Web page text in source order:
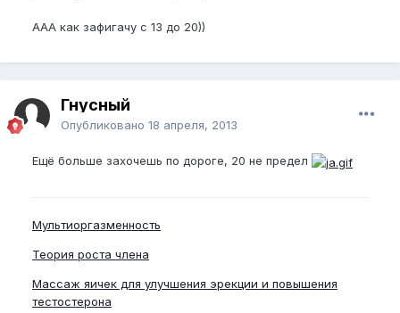
ААА как зафигачу с 13 до 20))
Гнусный
Опубликовано 18 апреля, 2013
Ещё больше захочешь по дороге, 20 не предел
Мультиоргазменность
Теория роста члена
Массаж яичек для улучшения эрекции и повышения
тестостерона